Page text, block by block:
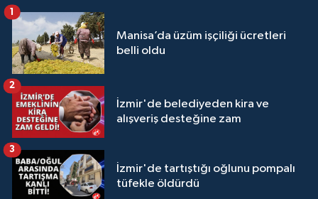
Manisa’da üzüm işçiliği ücretleri
belli oldu
1
İzmir'de belediyeden kira ve
alışveriş desteğine zam
2
İzmir'de tartıştığı oğlunu pompalı
tüfekle öldürdü
3